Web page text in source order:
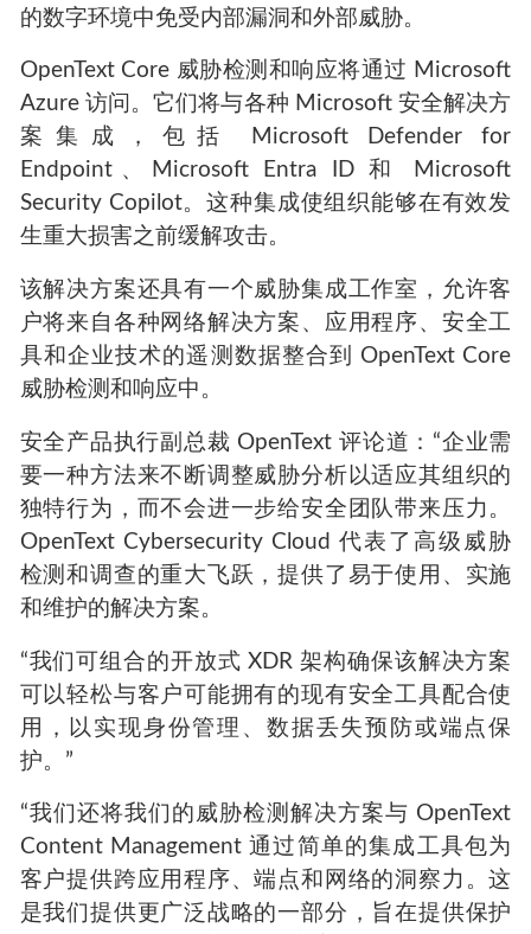
的数字环境中免受内部漏洞和外部威胁。
OpenText Core 威胁检测和响应将通过 Microsoft
Azure 访问。它们将与各种 Microsoft 安全解决方
案集成，包括 Microsoft Defender for
Endpoint、Microsoft Entra ID 和 Microsoft
Security Copilot。这种集成使组织能够在有效发
生重大损害之前缓解攻击。
该解决方案还具有一个威胁集成工作室，允许客
户将来自各种网络解决方案、应用程序、安全工
具和企业技术的遥测数据整合到 OpenText Core
威胁检测和响应中。
安全产品执行副总裁 OpenText 评论道：“企业需
要一种方法来不断调整威胁分析以适应其组织的
独特行为，而不会进一步给安全团队带来压力。
OpenText Cybersecurity Cloud 代表了高级威胁
检测和调查的重大飞跃，提供了易于使用、实施
和维护的解决方案。
“我们可组合的开放式 XDR 架构确保该解决方案
可以轻松与客户可能拥有的现有安全工具配合使
用，以实现身份管理、数据丢失预防或端点保
护。”
“我们还将我们的威胁检测解决方案与 OpenText
Content Management 通过简单的集成工具包为
客户提供跨应用程序、端点和网络的洞察力。这
是我们提供更广泛战略的一部分，旨在提供保护